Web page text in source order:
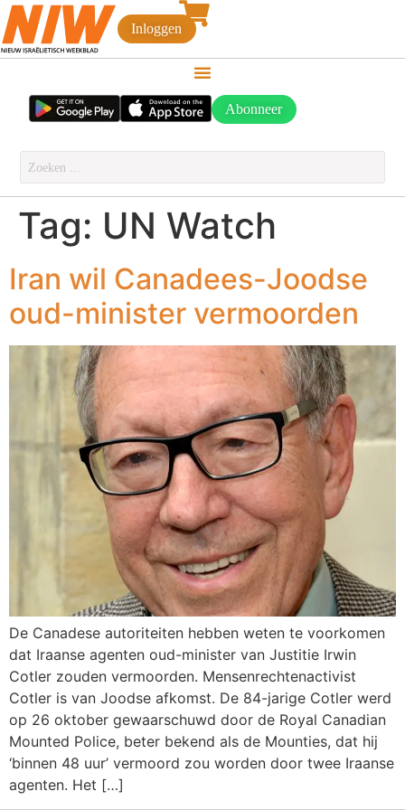
Inloggen
Abonneer
Tag: UN Watch
Iran wil Canadees-Joodse
oud-minister vermoorden
De Canadese autoriteiten hebben weten te voorkomen
dat Iraanse agenten oud-minister van Justitie Irwin
Cotler zouden vermoorden. Mensenrechtenactivist
Cotler is van Joodse afkomst. De 84-jarige Cotler werd
op 26 oktober gewaarschuwd door de Royal Canadian
Mounted Police, beter bekend als de Mounties, dat hij
‘binnen 48 uur’ vermoord zou worden door twee Iraanse
agenten. Het […]